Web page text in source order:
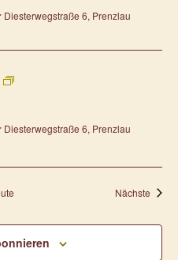
Diesterwegstraße 6, Prenzlau
Frauenfrühstück
Diesterwegstraße 6, Prenzlau
Nächste